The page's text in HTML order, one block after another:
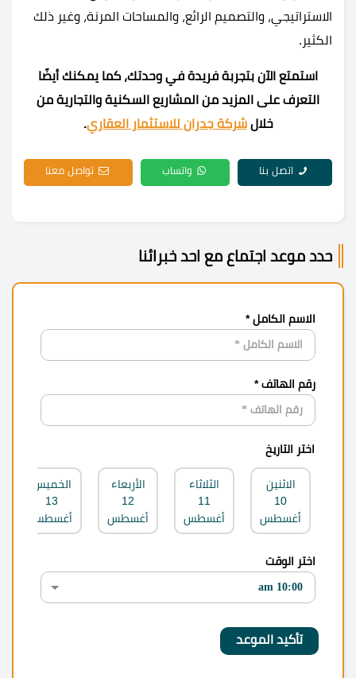
الاستراتيجي، والتصميم الرائع، والمساحات المرنة، وغير ذلك
الكثير.
استمتع الآن بتجربة فريدة في وحدتك، كما يمكنك أيضًا
التعرف على المزيد من المشاريع السكنية والتجارية من
خلالشركة جدران للاستثمار العقاري.
اتصل بنا واتساب تواصل معنا
حدد موعد اجتماع مع احد خبرائنا
الاسم الكامل *
رقم الهاتف *
اختر التاريخ
الاثنين
10
أغسطس
الثلاثاء
11
أغسطس
الأربعاء
12
أغسطس
الخميس
13
أغسطس
اختر الوقت